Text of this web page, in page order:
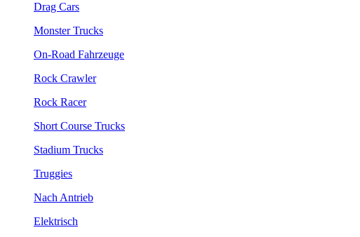
Drag Cars
Monster Trucks
On-Road Fahrzeuge
Rock Crawler
Rock Racer
Short Course Trucks
Stadium Trucks
Truggies
Nach Antrieb
Elektrisch